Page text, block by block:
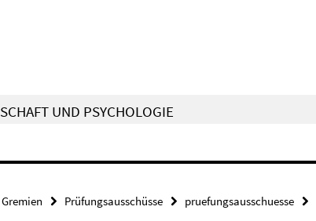
UND PSYCHOLOGIE
Gremien Prüfungsausschüsse pruefungsausschuesse